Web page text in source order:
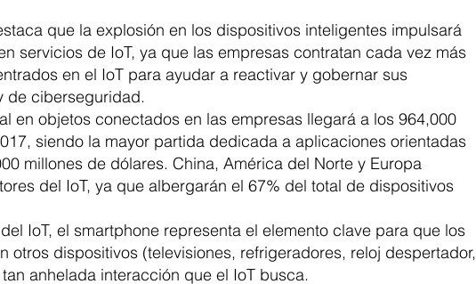
que la explosión en los dispositivos inteligentes impulsará
servicios de IoT, ya que las empresas contratan cada vez más
en el IoT para ayudar a reactivar y gobernar sus
de ciberseguridad.
en objetos conectados en las empresas llegará a los 964,000
siendo la mayor partida dedicada a aplicaciones orientadas
millones de dólares. China, América del Norte y Europa
del IoT, ya que albergarán el 67% del total de dispositivos
IoT, el smartphone representa el elemento clave para que los
otros dispositivos (televisiones, refrigeradores, reloj despertador,
anhelada interacción que el IoT busca.